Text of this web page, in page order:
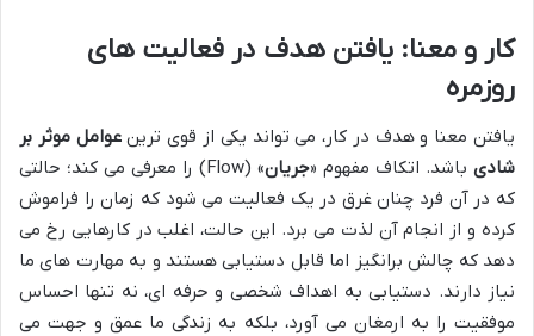
کار و معنا: یافتن هدف در فعالیت های
روزمره
یافتن معنا و هدف در کار، می تواند یکی از قوی ترینعوامل موثر بر
شادی باشد. اتکاف مفهوم «جریان
» (Flow) را معرفی می کند؛ حالتی
که در آن فرد چنان غرق در یک فعالیت می شود که زمان را فراموش
کرده و از انجام آن لذت می برد. این حالت، اغلب در کارهایی رخ می
دهد که چالش برانگیز اما قابل دستیابی هستند و به مهارت های ما
نیاز دارند. دستیابی به اهداف شخصی و حرفه ای، نه تنها احساس
موفقیت را به ارمغان می آورد، بلکه به زندگی ما عمق و جهت می